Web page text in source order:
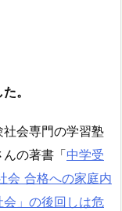
。
会専門の学習塾
の著書「中学受
会 合格への家庭内
」の後回しは危